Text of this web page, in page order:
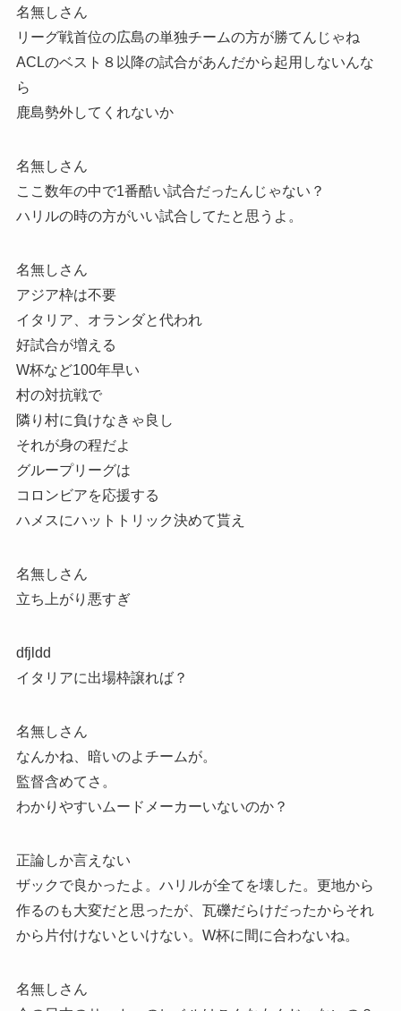
名無しさん
リーグ戦首位の広島の単独チームの方が勝てんじゃね
ACLのベスト８以降の試合があんだから起用しないんな
ら
鹿島勢外してくれないか
名無しさん
ここ数年の中で1番酷い試合だったんじゃない？
ハリルの時の方がいい試合してたと思うよ。
名無しさん
アジア枠は不要
イタリア、オランダと代われ
好試合が増える
W杯など100年早い
村の対抗戦で
隣り村に負けなきゃ良し
それが身の程だよ
グループリーグは
コロンビアを応援する
ハメスにハットトリック決めて貰え
名無しさん
立ち上がり悪すぎ
dfjldd
イタリアに出場枠譲れば？
名無しさん
なんかね、暗いのよチームが。
監督含めてさ。
わかりやすいムードメーカーいないのか？
正論しか言えない
ザックで良かったよ。ハリルが全てを壊した。更地から
作るのも大変だと思ったが、瓦礫だらけだったからそれ
から片付けないといけない。W杯に間に合わないね。
名無しさん